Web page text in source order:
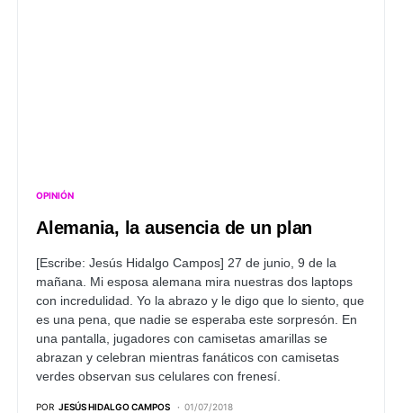
OPINIÓN
Alemania, la ausencia de un plan
[Escribe: Jesús Hidalgo Campos] 27 de junio, 9 de la
mañana. Mi esposa alemana mira nuestras dos laptops
con incredulidad. Yo la abrazo y le digo que lo siento, que
es una pena, que nadie se esperaba este sorpresón. En
una pantalla, jugadores con camisetas amarillas se
abrazan y celebran mientras fanáticos con camisetas
verdes observan sus celulares con frenesí.
POR JESÚS HIDALGO CAMPOS 01/07/2018